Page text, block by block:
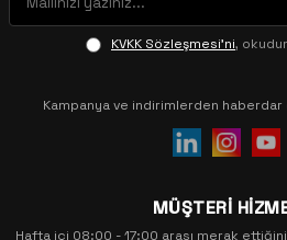
KVKK Sözleşmesi'ni,
Kampanya ve indirimlerden haberdar
MÜŞTERİ
Hafta içi 08:00 - 17:00 arası merak